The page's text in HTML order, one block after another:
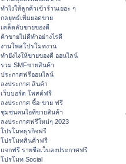
ทําไงให้ลูกค้าเข้าร้านเยอะ ๆ
กลยุทธ์เพิ่มยอดขาย
เคล็ดลับขายของดี
ค้าขายไม่ดีทำอย่างไรดี
งานโพสโปรโมทงาน
ทํายังไงให้ขายของดี ออนไลน์
รวม SMFขายสินค้า
ประกาศฟรีออนไลน์
ลงประกาศ สินค้า
เว็บบอร์ด โพสต์ฟรี
ลงประกาศ ซื้อ-ขาย ฟรี
ชุมชนคนไอทีขายสินค้า
ลงประกาศฟรีใหม่ๆ 2023
โปรโมทธุรกิจฟรี
โปรโมทสินค้าฟรี
แจกฟรี รายชื่อเว็บลงประกาศฟรี
โปรโมท Social